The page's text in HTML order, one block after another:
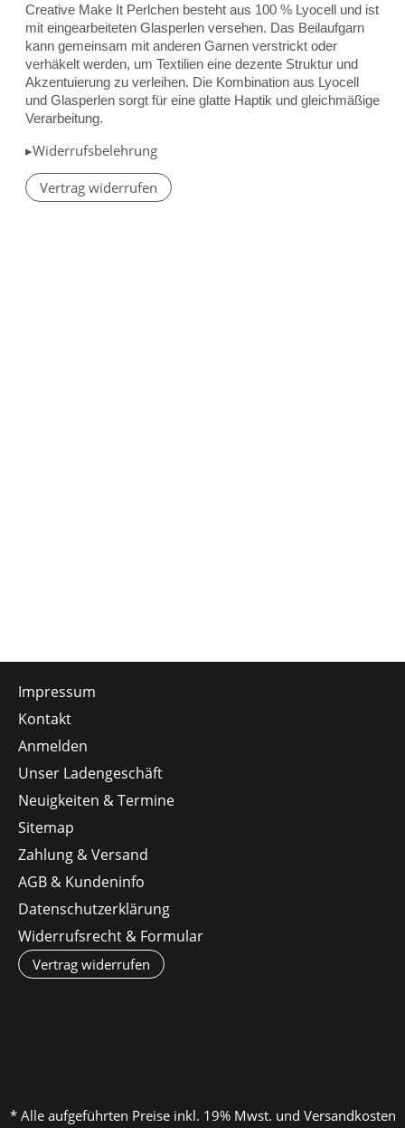
Creative Make It Perlchen besteht aus 100 % Lyocell und ist
mit eingearbeiteten Glasperlen versehen. Das Beilaufgarn
kann gemeinsam mit anderen Garnen verstrickt oder
verhäkelt werden, um Textilien eine dezente Struktur und
Akzentuierung zu verleihen. Die Kombination aus Lyocell
und Glasperlen sorgt für eine glatte Haptik und gleichmäßige
Verarbeitung.
▸Widerrufsbelehrung
Vertrag widerrufen
Impressum
Kontakt
Anmelden
Unser Ladengeschäft
Neuigkeiten & Termine
Sitemap
Zahlung & Versand
AGB & Kundeninfo
Datenschutzerklärung
Widerrufsrecht & Formular
Vertrag widerrufen
* Alle aufgeführten Preise inkl. 19% Mwst. und Versandkosten